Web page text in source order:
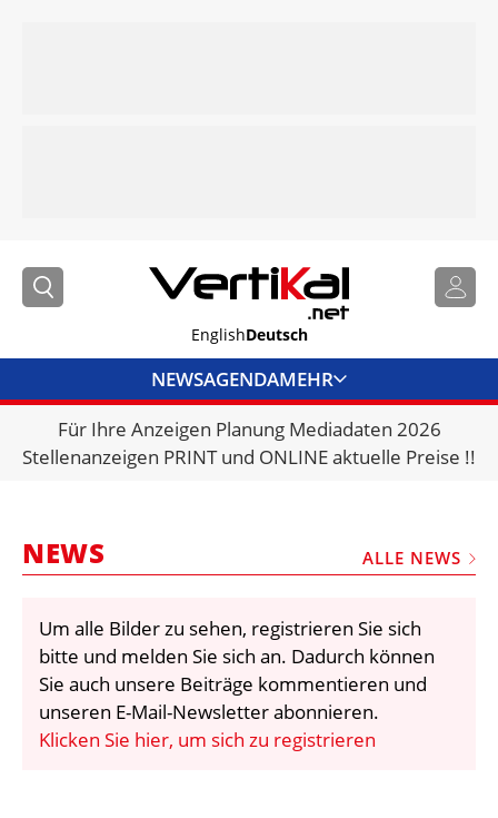
EnglishDeutsch
NEWSAGENDAMEHR
BRANCHENLINKS
VERMIETER
VIDEOS
BIBLIOTHEK
KRAN & BÜHNE
Für Ihre Anzeigen Planung Mediadaten 2026
Stellenanzeigen PRINT und ONLINE aktuelle Preise !!
NEWS ALLE NEWS
Um alle Bilder zu sehen, registrieren Sie sich
bitte und melden Sie sich an. Dadurch können
Sie auch unsere Beiträge kommentieren und
unseren E-Mail-Newsletter abonnieren.
Klicken Sie hier, um sich zu registrieren